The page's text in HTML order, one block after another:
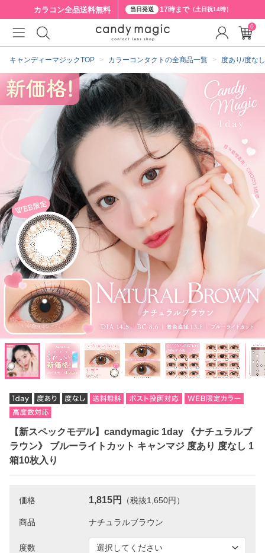
カラコン全品送料無料 当日発送 17時まで（土日祝14時）
キャンディーマジックTOP カラーコンタクトの全商品一覧 度あり/度な
【新スペックモデル】candymagic 1day 《ナチュラルブ
ラウン》 ブルーライトカット キャンマジ 度あり 度なし 1
箱10枚入り
価格 1,815円 （税抜1,650円）
商品
度数
0
クーポン詳細